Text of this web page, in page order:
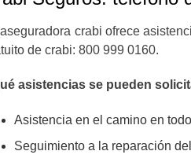
aseguradora crabi ofrece
de crabi: 800 999 0160.
asistencias se pueden
Asistencia en el camino en
Seguimiento a la reparación